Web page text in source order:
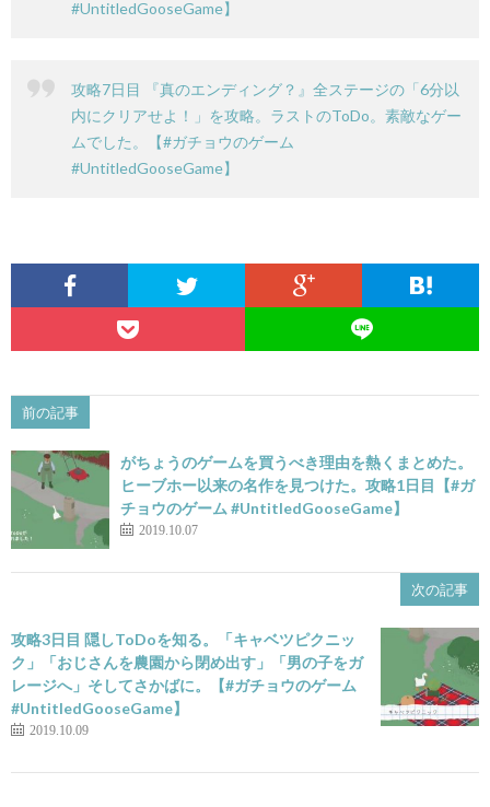
#UntitledGooseGame】
攻略7日目 『真のエンディング？』全ステージの「6分以
内にクリアせよ！」を攻略。ラストのToDo。素敵なゲー
ムでした。【#ガチョウのゲーム
#UntitledGooseGame】
前の記事
がちょうのゲームを買うべき理由を熱くまとめた。
ヒーブホー以来の名作を見つけた。攻略1日目【#ガ
チョウのゲーム #UntitledGooseGame】
2019.10.07
次の記事
攻略3日目 隠しToDoを知る。「キャベツピクニッ
ク」「おじさんを農園から閉め出す」「男の子をガ
レージへ」そしてさかばに。【#ガチョウのゲーム
#UntitledGooseGame】
2019.10.09